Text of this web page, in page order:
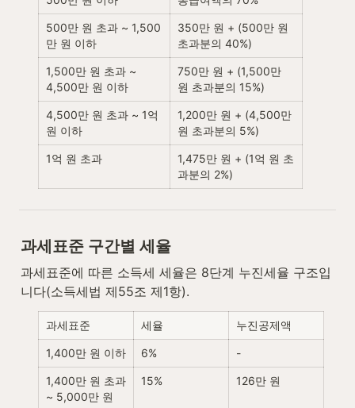
500만 원 초과 ~ 1,500
만 원 이하
350만 원 + (500만 원
초과분의 40%)
1,500만 원 초과 ~
4,500만 원 이하
750만 원 + (1,500만
원 초과분의 15%)
4,500만 원 초과 ~ 1억
원 이하
1,200만 원 + (4,500만
원 초과분의 5%)
1억 원 초과
1,475만 원 + (1억 원 초
과분의 2%)
과세표준 구간별 세율
과세표준에 따른 소득세 세율은 8단계 누진세율 구조입
니다(소득세법 제55조 제1항).
과세표준 세율 누진공제액
1,400만 원 이하 6% -
1,400만 원 초과
~ 5,000만 원
15% 126만 원